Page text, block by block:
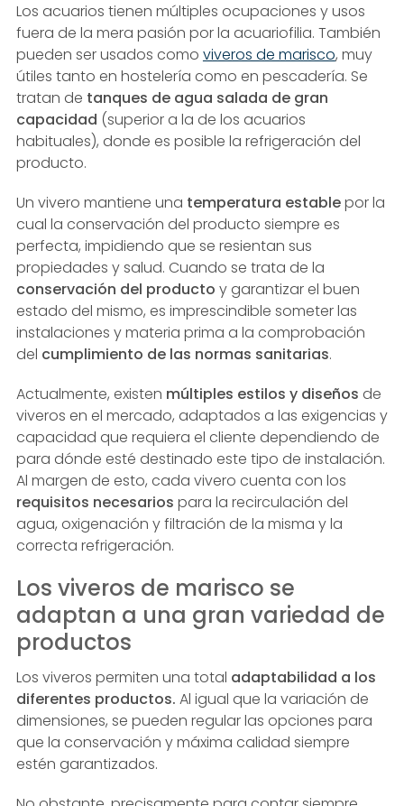
Los acuarios tienen múltiples ocupaciones y usos
fuera de la mera pasión por la acuariofilia. También
pueden ser usados como viveros de marisco, muy
útiles tanto en hostelería como en pescadería. Se
tratan de tanques de agua salada de gran
capacidad (superior a la de los acuarios
habituales), donde es posible la refrigeración del
producto.
Un vivero mantiene una temperatura establepor la
cual la conservación del producto siempre es
perfecta, impidiendo que se resientan sus
propiedades y salud. Cuando se trata de la
conservación del producto y garantizar el buen
estado del mismo, es imprescindible someter las
instalaciones y materia prima a la comprobación
del cumplimiento de las normas sanitarias.
Actualmente, existen múltiples estilos y diseños de
viveros en el mercado, adaptados a las exigencias y
capacidad que requiera el cliente dependiendo de
para dónde esté destinado este tipo de instalación.
Al margen de esto, cada vivero cuenta con los
requisitos necesarios para la recirculación del
agua, oxigenación y filtración de la misma y la
correcta refrigeración.
Los viveros de marisco se
adaptan a una gran variedad de
productos
Los viveros permiten una total adaptabilidad a los
diferentes productos. Al igual que la variación de
dimensiones, se pueden regular las opciones para
que la conservación y máxima calidad siempre
estén garantizados.